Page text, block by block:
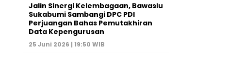
Jalin Sinergi Kelembagaan, Bawaslu
Sukabumi Sambangi DPC PDI
Perjuangan Bahas Pemutakhiran
Data Kepengurusan
25 Juni 2026 | 19:50 WIB